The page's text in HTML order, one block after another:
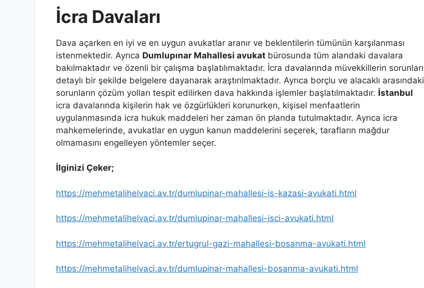
İcra Davaları
Dava açarken en iyi ve en uygun avukatlar aranır ve beklentilerin tümünün karşılanması
istenmektedir. Ayrıca Dumlupınar Mahallesi avukat bürosunda tüm alandaki davalara
bakılmaktadır ve özenli bir çalışma başlatılımaktadır. İcra davalarında müvekkillerin sorunları
detaylı bir şekilde belgelere dayanarak araştırılmaktadır. Ayrıca borçlu ve alacaklı arasındaki
sorunların çözüm yolları tespit edilirken dava hakkında işlemler başlatılmaktadır. İstanbul
icra davalarında kişilerin hak ve özgürlükleri korunurken, kişisel menfaatlerin
uygulanmasında icra hukuk maddeleri her zaman ön planda tutulmaktadır. Ayrıca icra
mahkemelerinde, avukatlar en uygun kanun maddelerini seçerek, tarafların mağdur
olmamasını engelleyen yöntemler seçer.
İlginizi Çeker;
https://mehmetalihelvaci.av.tr/dumlupinar-mahallesi-is-kazasi-avukati.html
https://mehmetalihelvaci.av.tr/dumlupinar-mahallesi-isci-avukati.html
https://mehmetalihelvaci.av.tr/ertugrul-gazi-mahallesi-bosanma-avukati.html
https://mehmetalihelvaci.av.tr/dumlupinar-mahallesi-bosanma-avukati.html